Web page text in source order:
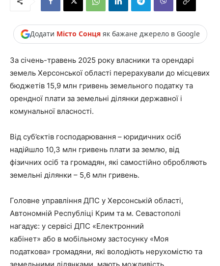
Додати Місто Сонцяяк бажане джерело в Google
За січень-травень 2025 року власники та орендарі
земель Херсонської області перерахували до місцевих
бюджетів 15,9 млн гривень земельного податку та
орендної плати за земельні ділянки державної і
комунальної власності.
Від суб’єктів господарювання – юридичних осіб
надійшло 10,3 млн гривень плати за землю, від
фізичних осіб та громадян, які самостійно обробляють
земельні ділянки – 5,6 млн гривень.
Головне управління ДПС у Херсонській області,
Автономній Республіці Крим та м. Севастополі
нагадує: у сервісі ДПС «Електронний
кабінет» або в мобільному застосунку «Моя
податкова» громадяни, які володіють нерухомістю та
земельними ділянками, мають можливість